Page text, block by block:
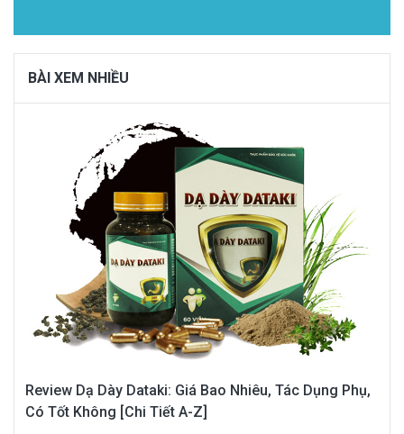
BÀI XEM NHIỀU
Review Dạ Dày Dataki: Giá Bao Nhiêu, Tác Dụng Phụ,
Có Tốt Không [Chi Tiết A-Z]